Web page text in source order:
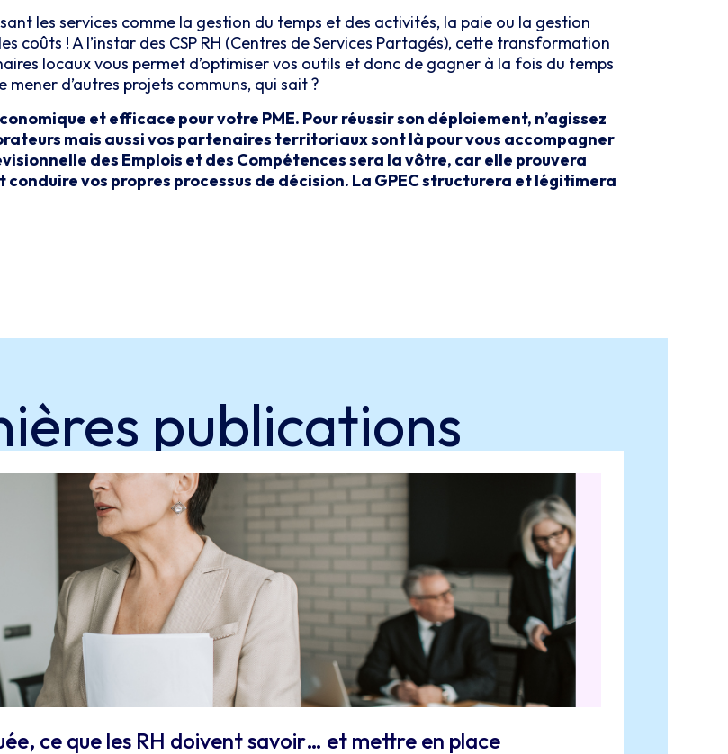
les services comme la gestion du temps et des activités, la paie ou la gestion
coûts ! A l’instar des CSP RH (Centres de Services Partagés), cette transformation
locaux vous permet d’optimiser vos outils et donc de gagner à la fois du temps
d’autres projets communs, qui sait ?
et efficace pour votre PME. Pour réussir son déploiement, n’agissez
mais aussi vos partenaires territoriaux sont là pour vous accompagner
des Emplois et des Compétences sera la vôtre, car elle prouvera
vos propres processus de décision. La GPEC structurera et légitimera
publications
ce que les RH doivent savoir… et mettre en place